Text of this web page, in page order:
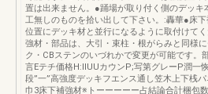
置は出来ません。●踊場が取り付く側のデッキ
工無しのものを拾い出して下さい。:轟華●床
位置にデッキ材と並行になるように取付けて
強材・部品は、大引・束柱・根がらみと同様
ク・CBステンのいづれかで変更が可能です。
言Eテチ価格H:IIUUカウンP;写第グレーP潤一
段”一”高強度デッキフエンス通し笠木上下桟
巾3床下補強材※トーーーーー占結論合計梱包